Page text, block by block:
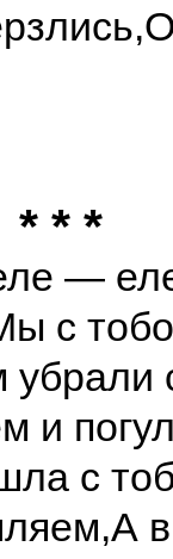
* * *
—
с
убрали
и
с
А